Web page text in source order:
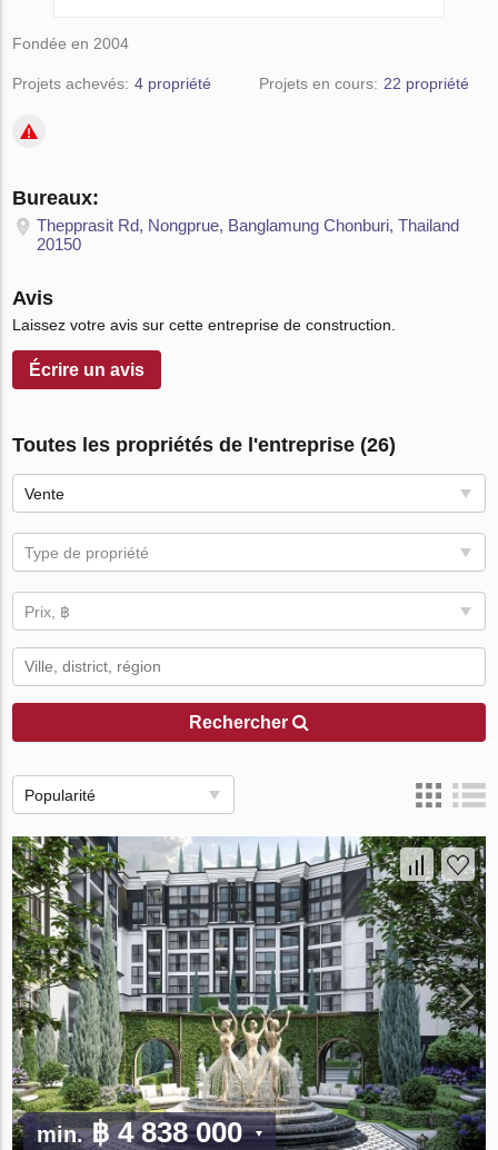
Fondée en 2004
Projets achevés: 4 propriété Projets en cours: 22 propriété
Bureaux:
Thepprasit Rd, Nongprue, Banglamung Chonburi, Thailand
20150
Avis
Laissez votre avis sur cette entreprise de construction.
Écrire un avis
Toutes les propriétés de l'entreprise (26)
Vente
Type de propriété
Prix, ฿
Rechercher
Popularité
min.฿ 4 838 000